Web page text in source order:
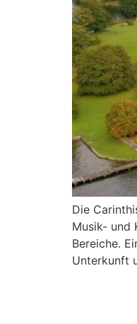
Die
Musik- und
Bereiche.
Unterkunft